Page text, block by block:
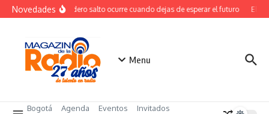
Saltar al contenido
NovedadesEl verdadero salto ocurre cuando dejas de esperar el futuro El
Menu
Bogotá Agenda Eventos
Invitados